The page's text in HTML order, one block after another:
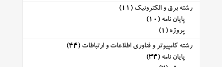
رشته برق و الکترونیک (11)
پایان نامه (10)
پروژه (1)
رشته کامپیوتر و فناوری اطلاعات و ارتباطات (44)
پایان نامه (34)